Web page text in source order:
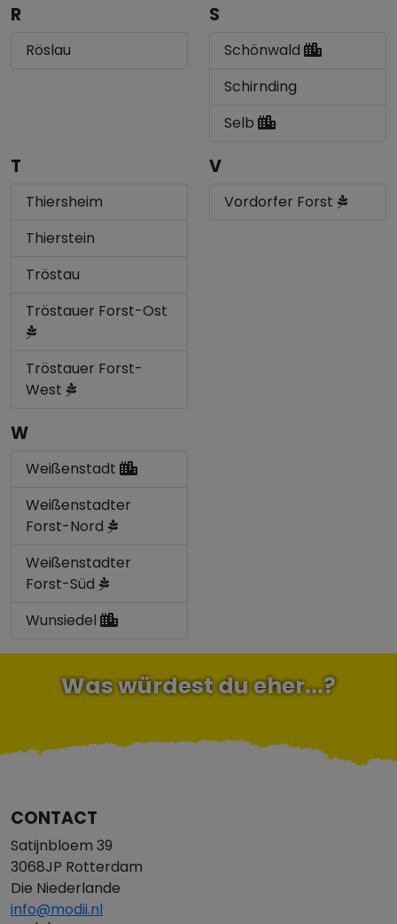
R
Röslau
S
Schönwald
Schirnding
Selb
T
Thiersheim
Thierstein
Tröstau
Tröstauer Forst-Ost
Tröstauer Forst-
West
V
Vordorfer Forst
W
Weißenstadt
Weißenstadter
Forst-Nord
Weißenstadter
Forst-Süd
Wunsiedel
Was würdest du eher...?
CONTACT
Satijnbloem 39
3068JP Rotterdam
Die Niederlande
info@modii.nl